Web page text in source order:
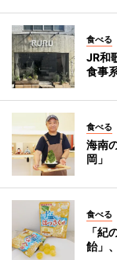
食べる
JR和
食事
食べる
海南
岡」
食べる
「紀
飴」